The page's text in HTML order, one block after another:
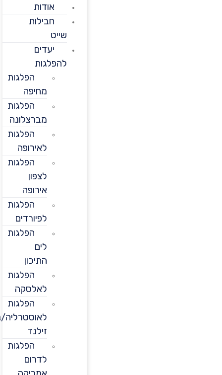
אודות
חבילות
יעדים
להפלגות
הפלגות
מחיפה
הפלגות
מברצלונה
הפלגות
לאירופה
הפלגות
אירופה
הפלגות
לפיורדים
הפלגות
התיכון
הפלגות
לאלסקה
הפלגות
לאוסטרליה/ניו
הפלגות
לדרום